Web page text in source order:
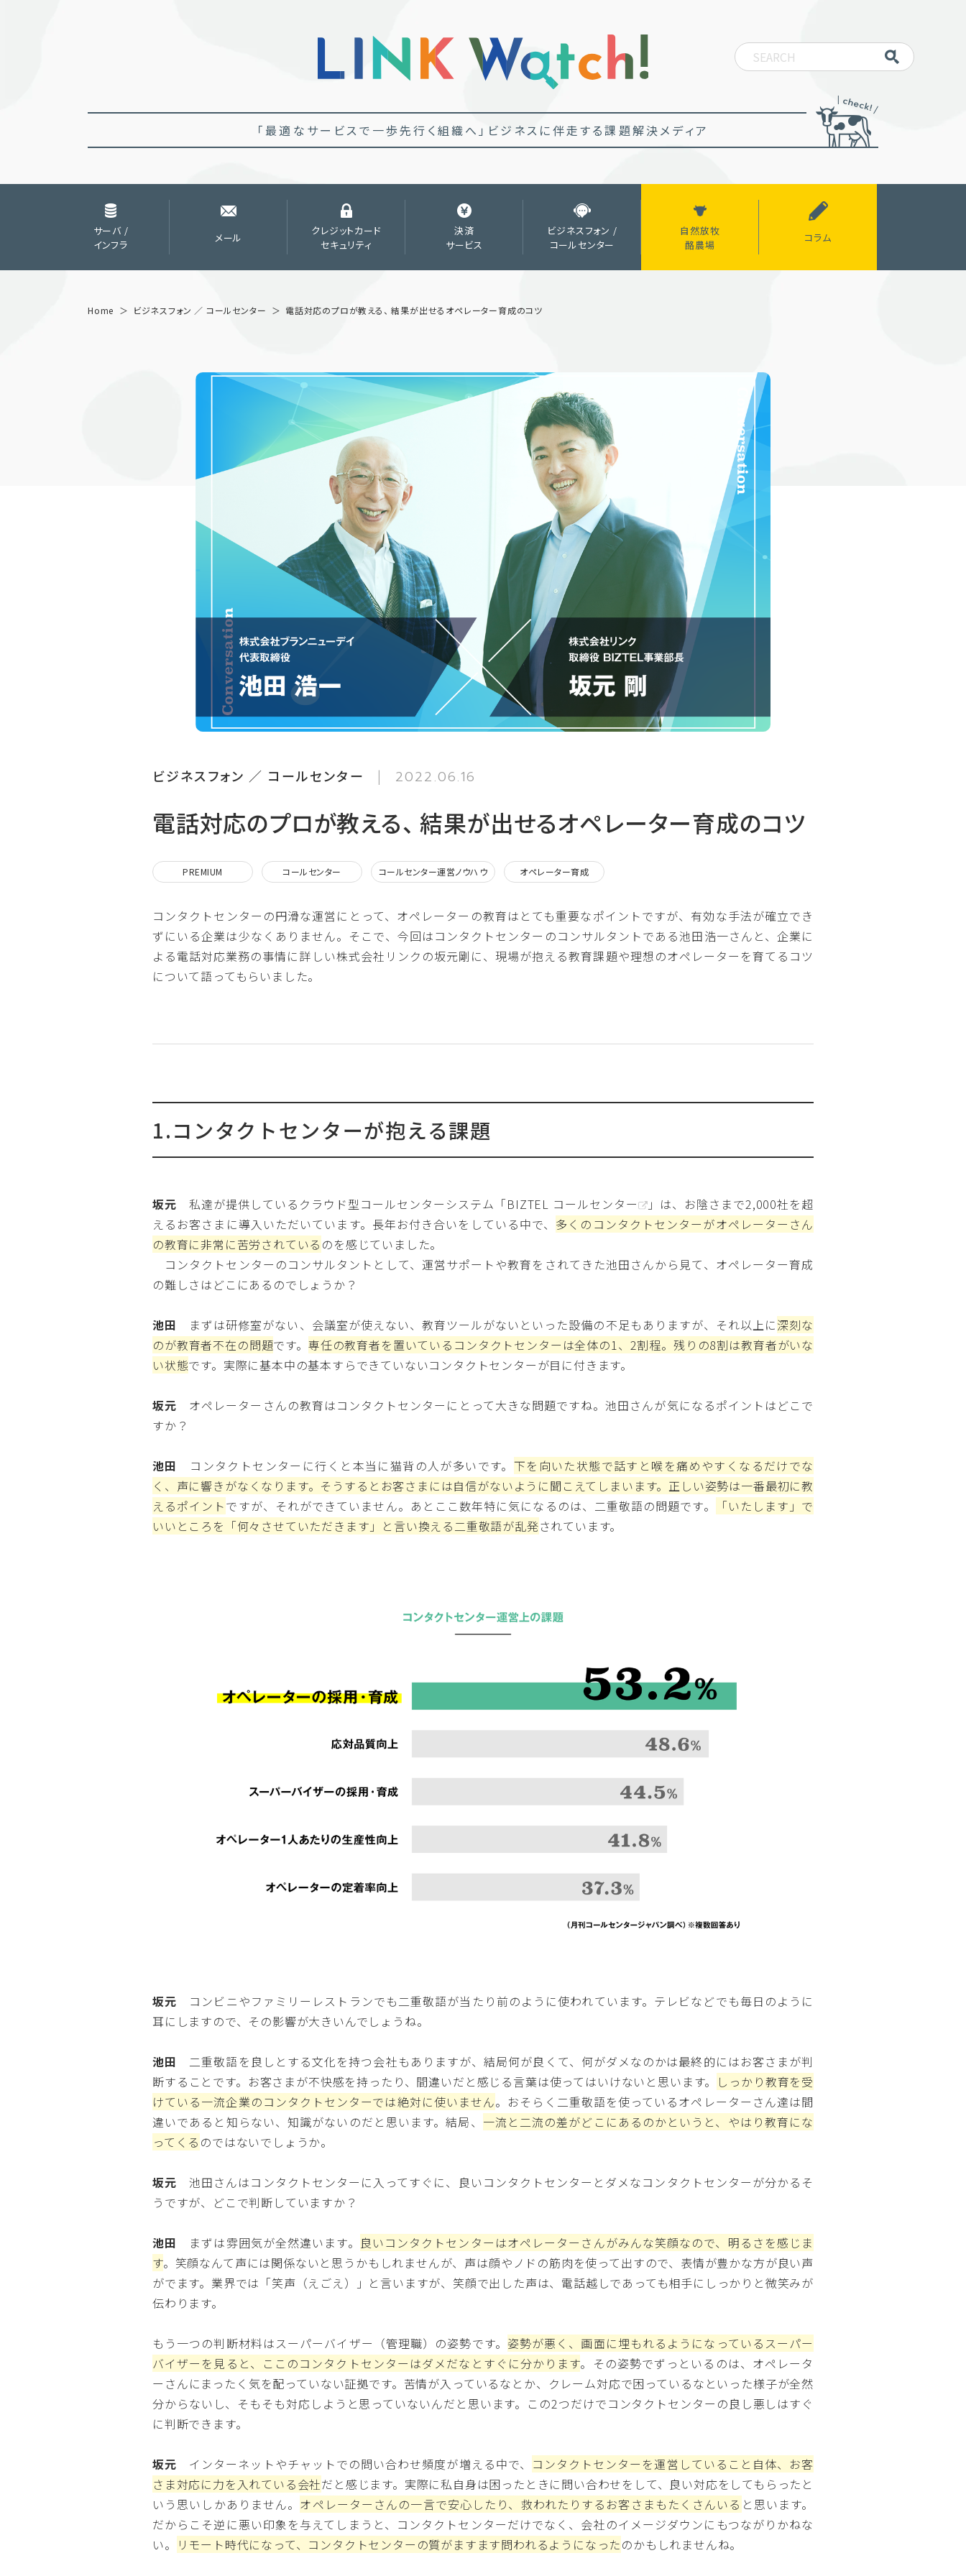
「最適なサービスで一歩先行く組織へ」 ビジネスに伴走する課題解決メディア
サーバ /
インフラ
メール
クレジットカード
セキュリティ
決済
サービス
ビジネスフォン /
コールセンター
自然放牧
酪農場
コラム
Home ビジネスフォン ／ コールセンター 電話対応のプロが教える、 結果が出せるオペレーター育成のコツ
ビジネスフォン ／ コールセンター 2022.06.16
電話対応のプロが教える、 結果が出せるオペレーター育成のコツ
PREMIUM コールセンター コールセンター運営ノウハウ オペレーター育成
コンタクトセンターの円滑な運営にとって、オペレーターの教育はとても重要なポイントですが、有効な手法が確立でき
ずにいる企業は少なくありません。そこで、今回はコンタクトセンターのコンサルタントである池田浩一さんと、企業に
よる電話対応業務の事情に詳しい株式会社リンクの坂元剛に、現場が抱える教育課題や理想のオペレーターを育てるコツ
について語ってもらいました。
1.コンタクトセンターが抱える課題
坂元 私達が提供しているクラウド型コールセンターシステム「BIZTEL コールセンター
」は、お陰さまで2,000社を超
えるお客さまに導入いただいています。長年お付き合いをしている中で、 多くのコンタクトセンターがオペレーターさん
の教育に非常に苦労されている のを感じていました。
コンタクトセンターのコンサルタントとして、運営サポートや教育をされてきた池田さんから見て、オペレーター育成
の難しさはどこにあるのでしょうか？
池田 まずは研修室がない、会議室が使えない、教育ツールがないといった設備の不足もありますが、それ以上に深刻な
のが教育者不在の問題です。 専任の教育者を置いているコンタクトセンターは全体の1、2割程。残りの8割は教育者がいな
い状態です。実際に基本中の基本すらできていないコンタクトセンターが目に付きます。
坂元 オペレーターさんの教育はコンタクトセンターにとって大きな問題ですね。池田さんが気になるポイントはどこで
すか？
池田 コンタクトセンターに行くと本当に猫背の人が多いです。 下を向いた状態で話すと喉を痛めやすくなるだけでな
く、声に響きがなくなります。そうするとお客さまには自信がないように聞こえてしまいます。正しい姿勢は一番最初に教
えるポイントですが、それができていません。あとここ数年特に気になるのは、二重敬語の問題です。
「いたします」で
いいところを「何々させていただきます」と言い換える二重敬語が乱発されています。
坂元 コンビニやファミリーレストランでも二重敬語が当たり前のように使われています。テレビなどでも毎日のように
耳にしますので、その影響が大きいんでしょうね。
池田 二重敬語を良しとする文化を持つ会社もありますが、結局何が良くて、何がダメなのかは最終的にはお客さまが判
断することです。お客さまが不快感を持ったり、間違いだと感じる言葉は使ってはいけないと思います。
しっかり教育を受
けている一流企業のコンタクトセンターでは絶対に使いません。おそらく二重敬語を使っているオペレーターさん達は間
違いであると知らない、知識がないのだと思います。結局、 一流と二流の差がどこにあるのかというと、やはり教育にな
ってくる のではないでしょうか。
坂元 池田さんはコンタクトセンターに入ってすぐに、良いコンタクトセンターとダメなコンタクトセンターが分かるそ
うですが、どこで判断していますか？
池田 まずは雰囲気が全然違います。 良いコンタクトセンターはオペレーターさんがみんな笑顔なので、明るさを感じま
す。笑顔なんて声には関係ないと思うかもしれませんが、声は顔やノドの筋肉を使って出すので、表情が豊かな方が良い声
がでます。業界では「笑声（えごえ）」と言いますが、笑顔で出した声は、電話越しであっても相手にしっかりと微笑みが
伝わります。
もう一つの判断材料はスーパーバイザー（管理職）の姿勢です。 姿勢が悪く、画面に埋もれるようになっているスーパー
バイザーを見ると、ここのコンタクトセンターはダメだなとすぐに分かります。その姿勢でずっといるのは、オペレータ
ーさんにまったく気を配っていない証拠です。苦情が入っているなとか、クレーム対応で困っているなといった様子が全然
分からないし、そもそも対応しようと思っていないんだと思います。この2つだけでコンタクトセンターの良し悪しはすぐ
に判断できます。
坂元 インターネットやチャットでの問い合わせ頻度が増える中で、 コンタクトセンターを運営していること自体、お客
さま対応に力を入れている会社だと感じます。実際に私自身は困ったときに問い合わせをして、良い対応をしてもらったと
いう思いしかありません。 オペレーターさんの一言で安心したり、救われたりするお客さまもたくさんいる と思います。
だからこそ逆に悪い印象を与えてしまうと、コンタクトセンターだけでなく、会社のイメージダウンにもつながりかねな
い。
リモート時代になって、コンタクトセンターの質がますます問われるようになったのかもしれませんね。